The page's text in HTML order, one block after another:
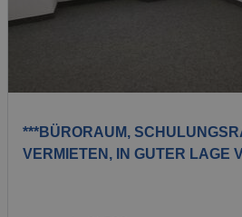
***BÜRORAUM,
VERMIETEN, IN GUTER LAGE